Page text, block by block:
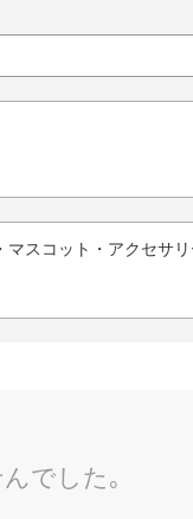
マスコット・アクセサリ